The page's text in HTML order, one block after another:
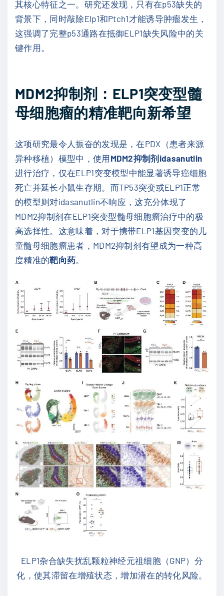
其核心特征之一。研究还发现，只有在p53缺失的
背景下，同时敲除Elp1和Ptch1才能诱导肿瘤发生，
这强调了完整p53通路在抵御ELP1缺失风险中的关
键作用。
MDM2抑制剂：ELP1突变型髓
母细胞瘤的精准靶向新希望
这项研究最令人振奋的发现是，在PDX（患者来源
异种移植）模型中，使用MDM2抑制剂idasanutlin
进行治疗，仅在ELP1突变模型中能显著诱导癌细胞
死亡并延长小鼠生存期。而TP53突变或ELP1正常
的模型则对idasanutlin不响应，这充分体现了
MDM2抑制剂在ELP1突变型髓母细胞瘤治疗中的极
高选择性。这意味着，对于携带ELP1基因突变的儿
童髓母细胞瘤患者，MDM2抑制剂有望成为一种高
度精准的靶向药
ELP1杂合缺失扰乱颗粒神经元祖细胞（GNP）分
化，使其滞留在增殖状态，增加潜在的转化风险。